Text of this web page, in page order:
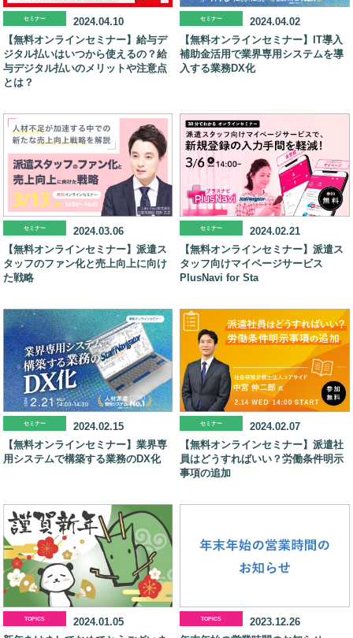
セミナー
2024.04.10
【無料オンラインセミナー】給与デ
ジタル払いはいつから使えるの？給
与デジタル払いのメリットや注意点
とは？
セミナー
2024.04.02
【無料オンラインセミナー】IT導入
補助金活用で業界専用システムを導
入する業務DX化
セミナー
2024.03.06
【無料オンラインセミナー】派遣ス
タッフのファン化と売上向上に向け
た戦略
セミナー
2024.02.21
【無料オンラインセミナー】派遣ス
タッフ向けマイページサービス
PlusNavi for Sta
セミナー
2024.02.15
【無料オンラインセミナー】業界専
用システムで構築する業務のDX化
セミナー
2024.02.07
【無料オンラインセミナー】派遣社
員はどうすればいい？労働条件明示
事項の追加
TOPICS
2024.01.05
TOPICS
2023.12.26